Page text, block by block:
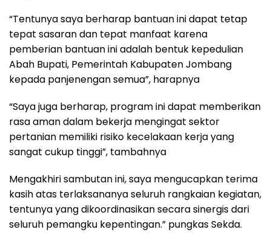
“Tentunya saya berharap bantuan ini dapat tetap
tepat sasaran dan tepat manfaat karena
pemberian bantuan ini adalah bentuk kepedulian
Abah Bupati, Pemerintah Kabupaten Jombang
kepada panjenengan semua”, harapnya
“Saya juga berharap, program ini dapat memberikan
rasa aman dalam bekerja mengingat sektor
pertanian memiliki risiko kecelakaan kerja yang
sangat cukup tinggi”, tambahnya
Mengakhiri sambutan ini, saya mengucapkan terima
kasih atas terlaksananya seluruh rangkaian kegiatan,
tentunya yang dikoordinasikan secara sinergis dari
seluruh pemangku kepentingan.” pungkas Sekda.